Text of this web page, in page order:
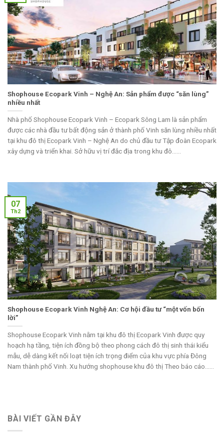
Shophouse Ecopark Vinh – Nghệ An: Sản phẩm được “săn lùng”
nhiều nhất
Nhà phố Shophouse Ecopark Vinh – Ecopark Sông Lam là sản phẩm
được các nhà đầu tư bất động sản ở thành phố Vinh săn lùng nhiều nhất
tại khu đô thị Ecopark Vinh – Nghệ An do chủ đầu tư Tập đoàn Ecopark
xây dựng và triển khai. Sở hữu vị trí đắc địa trong khu đô......
Shophouse Ecopark Vinh Nghệ An: Cơ hội đầu tư “một vốn bốn
lời”
Shophouse Ecopark Vinh nằm tại khu đô thị Ecopark Vinh được quy
hoạch hạ tầng, tiện ích đồng bộ theo phong cách đô thị sinh thái kiểu
mẫu, dễ dàng kết nối loạt tiện ích trọng điểm của khu vực phía Đông
Nam thành phố Vinh. Xu hướng shophouse khu đô thị Theo báo cáo......
07
Th2
BÀI VIẾT GẦN ĐÂY